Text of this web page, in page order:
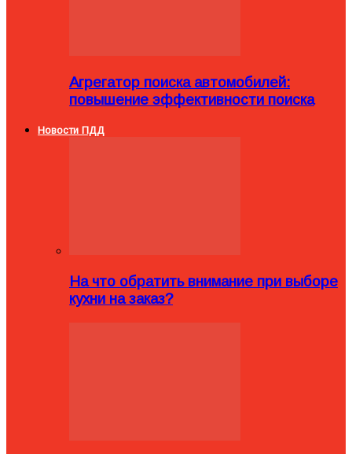
Агрегатор поиска автомобилей:
повышение эффективности поиска
Новости ПДД
На что обратить внимание при выборе
кухни на заказ?